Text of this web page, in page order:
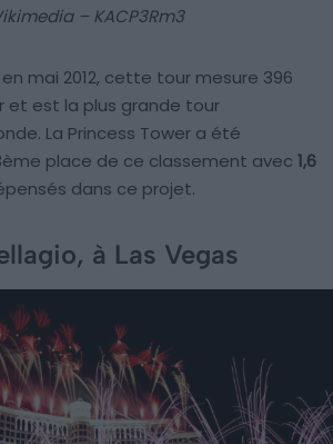
– KACP3Rm3
mai 2012, cette tour mesure 396
et est la plus grande tour
La Princess Tower a été
place de ce classement avec 1,6
dans ce projet.
à Las Vegas